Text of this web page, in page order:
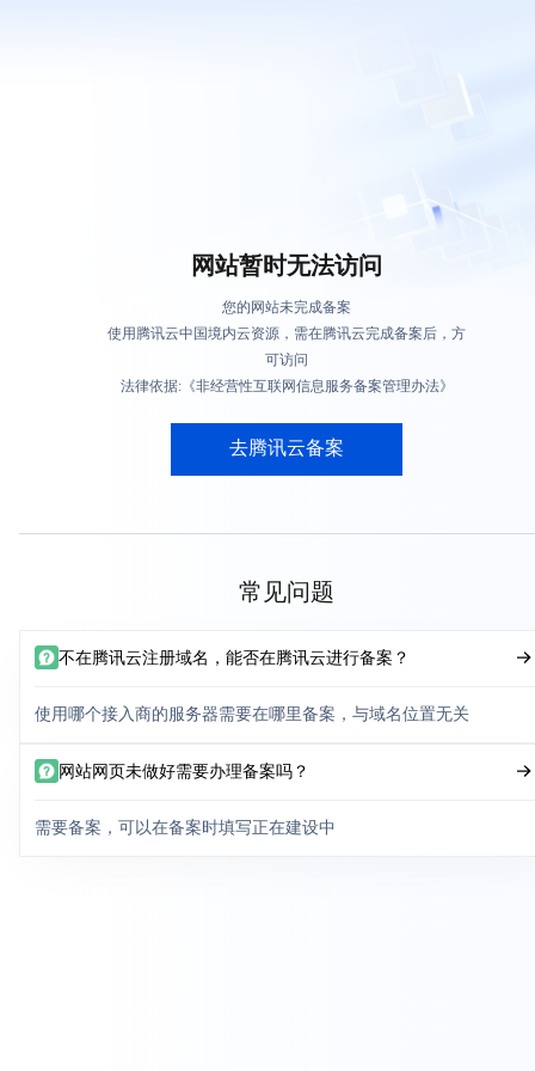
网站暂时无法访问
您的网站未完成备案
使用腾讯云中国境内云资源，需在腾讯云完成备案后，方
可访问
法律依据:《非经营性互联网信息服务备案管理办法》
去腾讯云备案
常见问题
不在腾讯云注册域名，能否在腾讯云进行备案？
使用哪个接入商的服务器需要在哪里备案，与域名位置无关
网站网页未做好需要办理备案吗？
需要备案，可以在备案时填写正在建设中